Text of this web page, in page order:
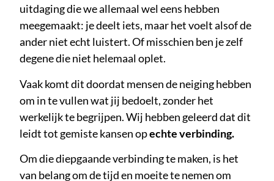
uitdaging die we allemaal wel eens hebben
meegemaakt: je deelt iets, maar het voelt alsof de
ander niet echt luistert.Of misschien ben je zelf
degene die niet helemaal oplet.
Vaak komt dit doordat mensen de neiging hebben
om in te vullen wat jij bedoelt, zonder het
werkelijk te begrijpen. Wij hebben geleerd dat dit
leidt tot gemiste kansen opechte verbinding.
Om die diepgaande verbinding te maken, is het
van belang om de tijd en moeite te nemen om